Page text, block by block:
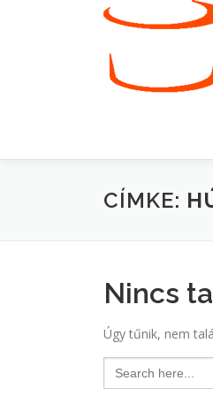
CÍMKE:
Nincs
Úgy tűnik, nem
Search
for: